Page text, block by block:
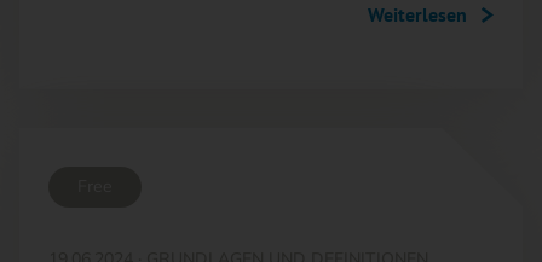
Weiterlesen